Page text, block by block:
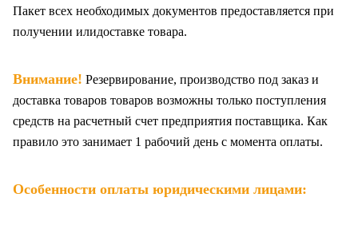
Пакет всех необходимых документов предоставляется при
получении илидоставке товара.
Внимание! Резервирование, производство под заказ и
доставка товаров товаров возможны только поступления
средств на расчетный счет предприятия поставщика. Как
правило это занимает 1 рабочий день с момента оплаты.
Особенности оплаты юридическими лицами: